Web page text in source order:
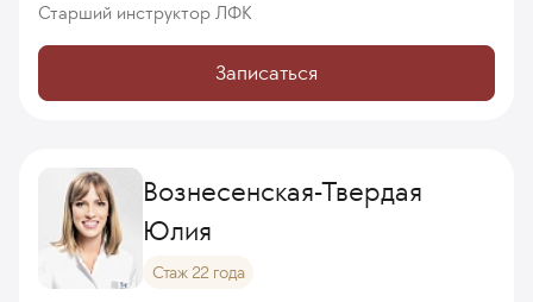
Старший инструктор ЛФК
Записаться
Вознесенская-Твердая
Юлия
Стаж 22 года